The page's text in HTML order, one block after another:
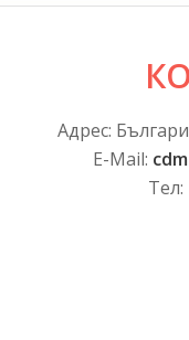
Адрес:
E-Mail:
Тел: